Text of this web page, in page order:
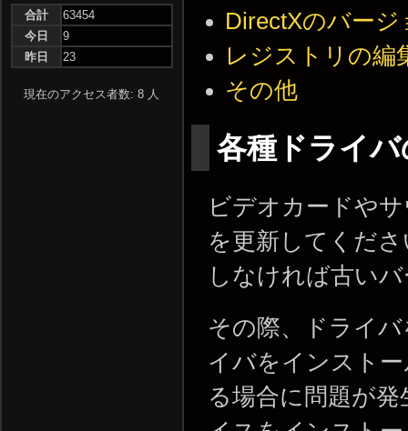
DirectXのバージ
レジストリの編
その他
各種ドライ
ビデオカードや
を更新してくだ
しなければ古い
その際、ドライ
イバをインスト
る場合に問題が
合計
63454
今日
9
昨日
23
現在のアクセス者数: 8 人